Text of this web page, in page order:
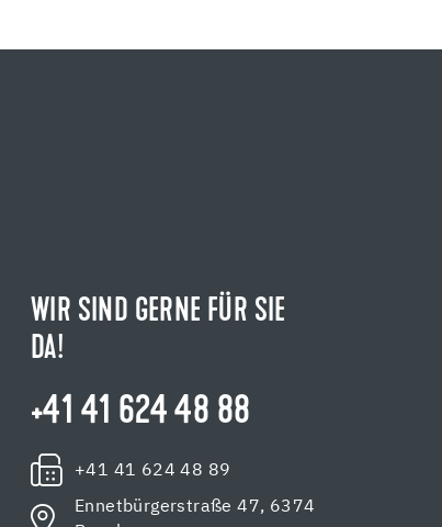
WIR SIND GERNE FÜR SIE
DA!
+41 41 624 48 88
+41 41 624 48 89
Ennetbürgerstraße 47, 6374